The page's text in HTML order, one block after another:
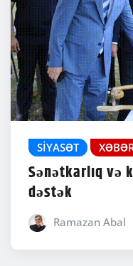
SIYASƏT
Sənətkarlıq və
dəstək
Ramazan Abal